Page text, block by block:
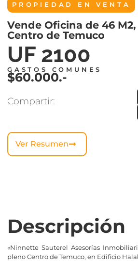
PROPIEDAD ENVENTA
Vende Oficina de 46
Centro de Temuco
UF 2100
GASTOS COMUNES
$60.000.-
Compartir:
Ver Resumen
Descripción
«Ninnette Sauterel Asesorías
pleno Centro de Temuco, en Edificio